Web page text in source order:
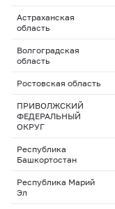
Астраханская
область
Волгоградская
область
Ростовская область
ПРИВОЛЖСКИЙ
ФЕДЕРАЛЬНЫЙ
ОКРУГ
Республика
Башкортостан
Республика Марий
Эл